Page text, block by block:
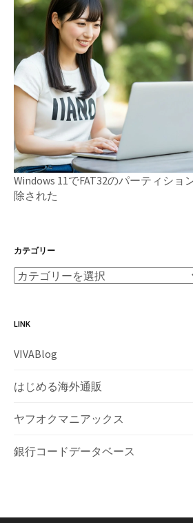
Windows 11でFAT32のパーティショ
除された
カテゴリー
LINK
VIVABlog
はじめる海外通販
ヤフオクマニアックス
銀行コードデータベース